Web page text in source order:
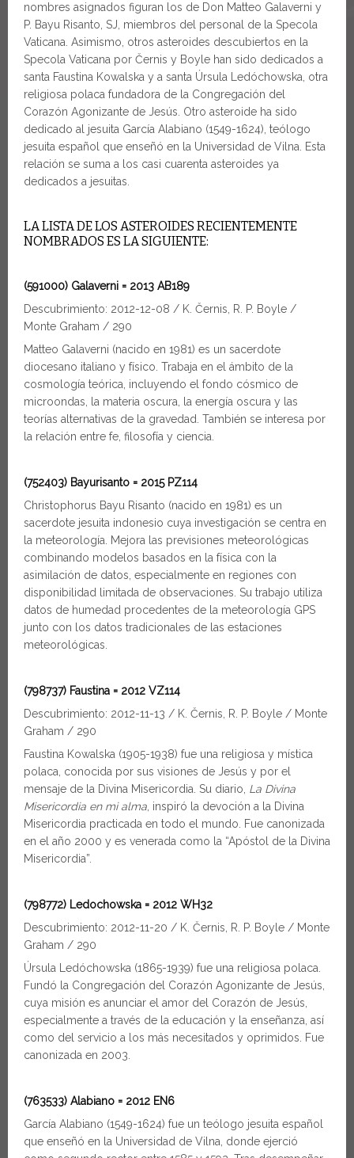
nombres asignados figuran los de Don Matteo Galaverni y
P. Bayu Risanto, SJ, miembros del personal de la Specola
Vaticana. Asimismo, otros asteroides descubiertos en la
Specola Vaticana por Černis y Boyle han sido dedicados a
santa Faustina Kowalska y a santa Úrsula Ledóchowska, otra
religiosa polaca fundadora de la Congregación del
Corazón Agonizante de Jesús. Otro asteroide ha sido
dedicado al jesuita García Alabiano (1549-1624), teólogo
jesuita español que enseñó en la Universidad de Vilna. Esta
relación se suma a los casi cuarenta asteroides ya
dedicados a jesuitas.
LA LISTA DE LOS ASTEROIDES RECIENTEMENTE
NOMBRADOS ES LA SIGUIENTE:
(591000) Galaverni = 2013 AB189
Descubrimiento: 2012-12-08 / K. Černis, R. P. Boyle /
Monte Graham / 290
Matteo Galaverni (nacido en 1981) es un sacerdote
diocesano italiano y físico. Trabaja en el ámbito de la
cosmología teórica, incluyendo el fondo cósmico de
microondas, la materia oscura, la energía oscura y las
teorías alternativas de la gravedad. También se interesa por
la relación entre fe, filosofía y ciencia.
(752403) Bayurisanto = 2015 PZ114
Christophorus Bayu Risanto (nacido en 1981) es un
sacerdote jesuita indonesio cuya investigación se centra en
la meteorología. Mejora las previsiones meteorológicas
combinando modelos basados en la física con la
asimilación de datos, especialmente en regiones con
disponibilidad limitada de observaciones. Su trabajo utiliza
datos de humedad procedentes de la meteorología GPS
junto con los datos tradicionales de las estaciones
meteorológicas.
(798737) Faustina = 2012 VZ114
Descubrimiento: 2012-11-13 / K. Černis, R. P. Boyle / Monte
Graham / 290
Faustina Kowalska (1905-1938) fue una religiosa y mística
polaca, conocida por sus visiones de Jesús y por el
mensaje de la Divina Misericordia. Su diario, La Divina
Misericordia en mi alma, inspiró la devoción a la Divina
Misericordia practicada en todo el mundo. Fue canonizada
en el año 2000 y es venerada como la “Apóstol de la Divina
Misericordia”.
(798772) Ledochowska = 2012 WH32
Descubrimiento: 2012-11-20 / K. Černis, R. P. Boyle / Monte
Graham / 290
Úrsula Ledóchowska (1865-1939) fue una religiosa polaca.
Fundó la Congregación del Corazón Agonizante de Jesús,
cuya misión es anunciar el amor del Corazón de Jesús,
especialmente a través de la educación y la enseñanza, así
como del servicio a los más necesitados y oprimidos. Fue
canonizada en 2003.
(763533) Alabiano = 2012 EN6
García Alabiano (1549-1624) fue un teólogo jesuita español
que enseñó en la Universidad de Vilna, donde ejerció